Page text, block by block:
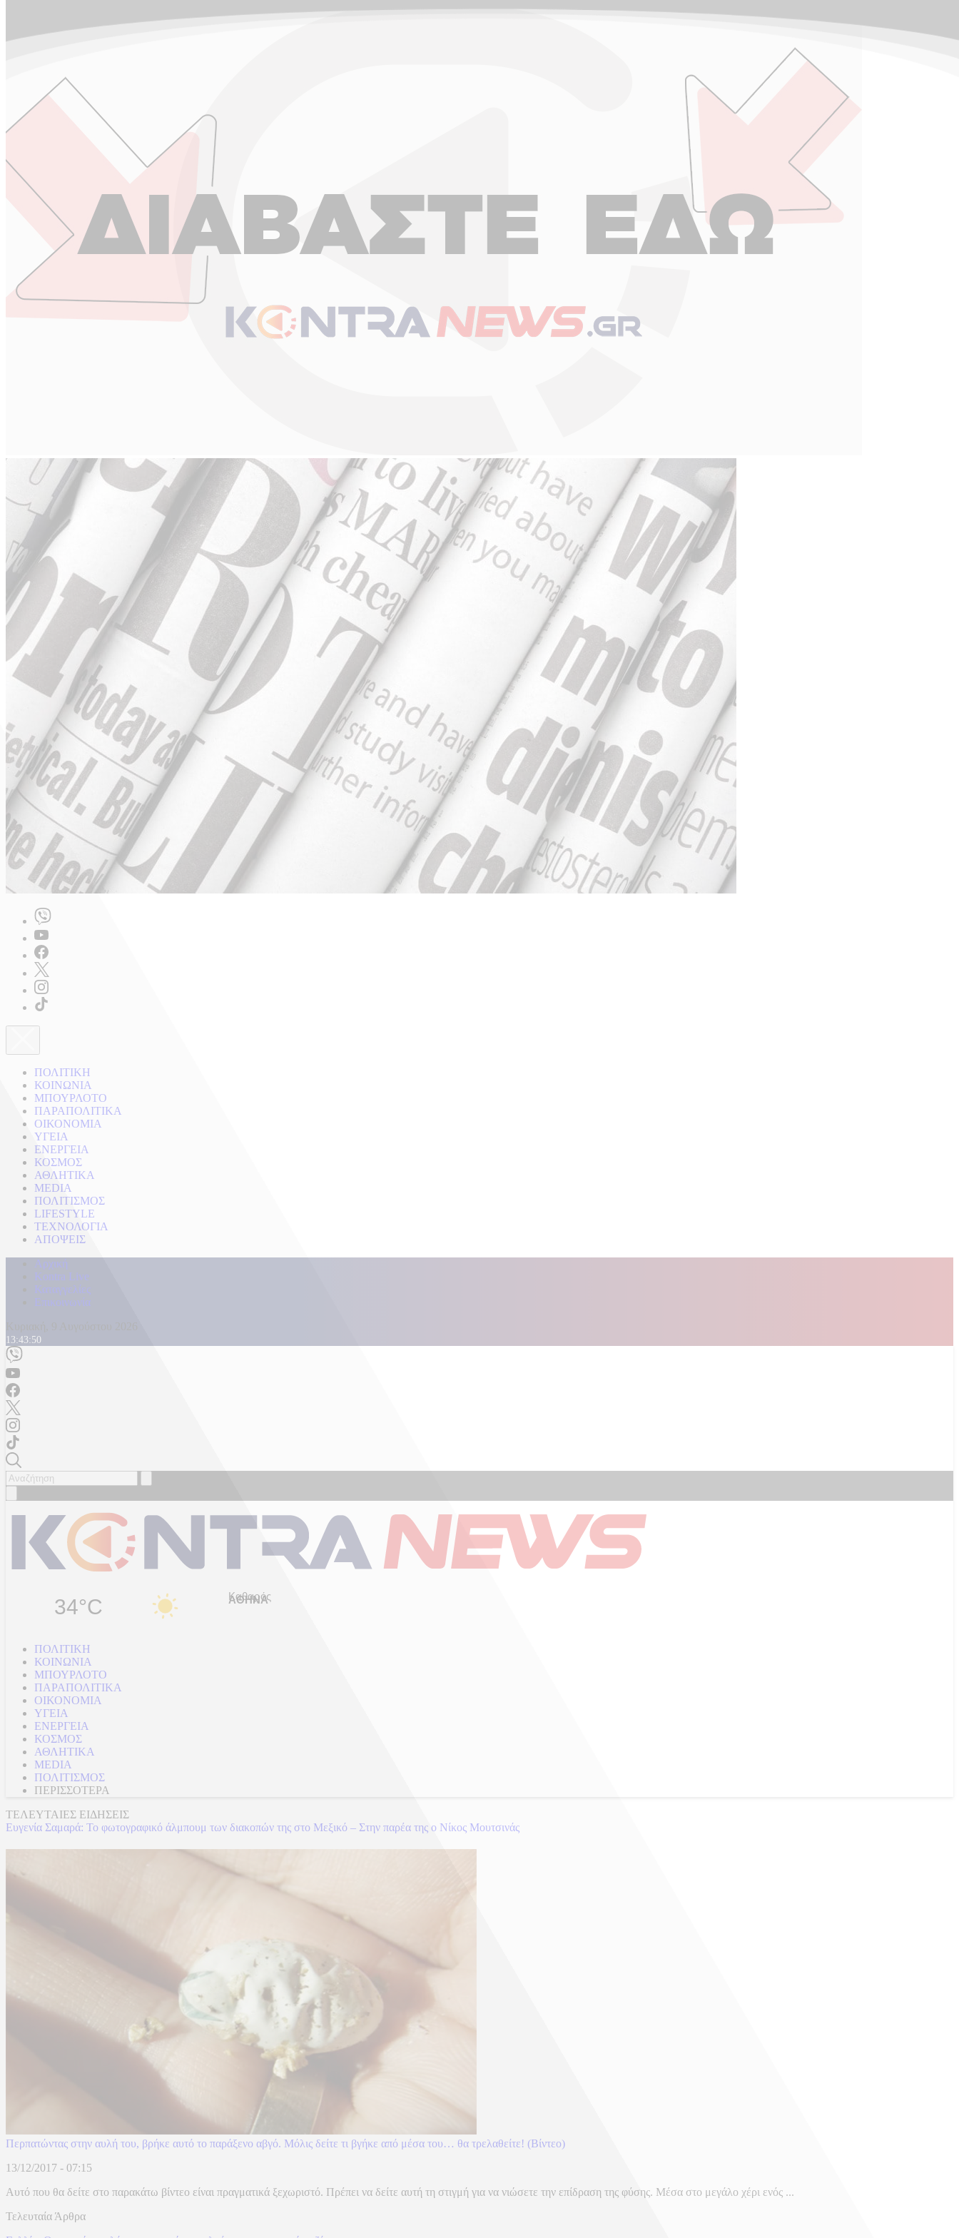
ΠΟΛΙΤΙΚΗ
ΚΟΙΝΩΝΙΑ
ΜΠΟΥΡΛΟΤΟ
ΠΑΡΑΠΟΛΙΤΙΚΑ
ΟΙΚΟΝΟΜΙΑ
ΥΓΕΙΑ
ΕΝΕΡΓΕΙΑ
ΚΟΣΜΟΣ
ΑΘΛΗΤΙΚΑ
MEDIA
ΠΟΛΙΤΙΣΜΟΣ
LIFESTYLE
ΤΕΧΝΟΛΟΓΙΑ
ΑΠΟΨΕΙΣ
Αρχική
Kontra Live
Καταγγελίες
Επικοινωνία
13:43:52
34°C Καθαρός
ΠΟΛΙΤΙΚΗ
ΚΟΙΝΩΝΙΑ
ΜΠΟΥΡΛΟΤΟ
ΠΑΡΑΠΟΛΙΤΙΚΑ
ΟΙΚΟΝΟΜΙΑ
ΥΓΕΙΑ
ΕΝΕΡΓΕΙΑ
ΚΟΣΜΟΣ
ΑΘΛΗΤΙΚΑ
MEDIA
ΠΟΛΙΤΙΣΜΟΣ
ΠΕΡΙΣΣΟΤΕΡΑ
ΤΕΛΕΥΤΑΙΕΣ ΕΙΔΗΣΕΙΣ
Ευγενία Σαμαρά: Το φωτογραφικό άλμπουμ των διακοπών της στο Μεξικό – Στην παρέα της ο Νίκος Μουτσινάς
Περπατώντας στην αυλή του, βρήκε αυτό το παράξενο αβγό. Μόλις δείτε τι βγήκε από μέσα του… θα τρελαθείτε! (Βίντεο)
13/12/2017 - 07:15
Αυτό που θα δείτε στο παρακάτω βίντεο είναι πραγματικά ξεχωριστό. Πρέπει να δείτε αυτή τη στιγμή για να νιώσετε την επίδραση της φύσης. Μέσα στο μεγάλο χέρι ενός ...
Τελευταία Άρθρα